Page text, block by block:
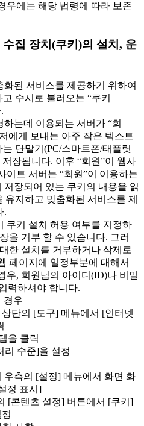
우에는 해당 법령에 따라 보존
집 장치(쿠키)의 설치, 운
된 서비스를 제공하기 위하여
수시로 불러오는 “쿠키
는데 이용되는 서버가 “회
에게 보내는 아주 작은 텍스트
단말기(PC/스마트폰/태플릿
장됩니다. 이후 “회원”이 웹사
이트 서버는 “회원”이 이용하는
장되어 있는 쿠키의 내용을 읽
유지하고 맞춤화된 서비스를 제
.
쿠키 설치 허용 여부를 지정하
을 거부 할 수 있습니다. 그러
한 설치를 거부하거나 삭제로
페이지에 일정부분에 대해서
우, 회원님의 아이디(ID)나 비밀
력하셔야 합니다.
경우
단의 [도구] 메뉴에서 [인터넷
을 클릭
리 수준]을 설정
우측의 [설정] 메뉴에서 화면 화
정 표시]
[콘텐츠 설정] 버튼에서 [쿠키]